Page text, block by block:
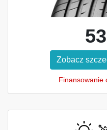
Zobacz
Finansowanie